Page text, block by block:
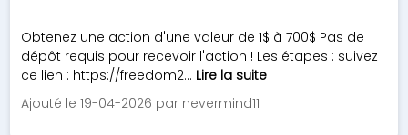
Obtenez une action d'une valeur de 1$ à 700$ Pas de
dépôt requis pour recevoir l'action ! Les étapes : suivez
ce lien : https://freedom2... Lire la suite
Ajouté le 19-04-2026 par nevermind11